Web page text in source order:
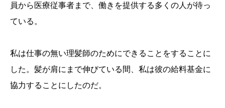
員から医療従事者まで、働きを提供する多くの人が待っ
ている。
私は仕事の無い理髪師のためにできることをすることに
した。髪が肩にまで伸びている間、私は彼の給料基金に
協力することにしたのだ。